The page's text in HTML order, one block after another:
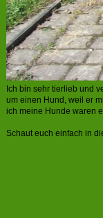
Ich bin sehr tierlieb und
um einen Hund, weil er
ich meine Hunde waren
Schaut euch einfach in